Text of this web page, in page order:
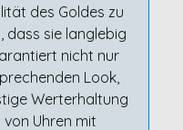
des Goldes zu
dass sie langlebig
nicht nur
Look,
Werterhaltung
von Uhren mit